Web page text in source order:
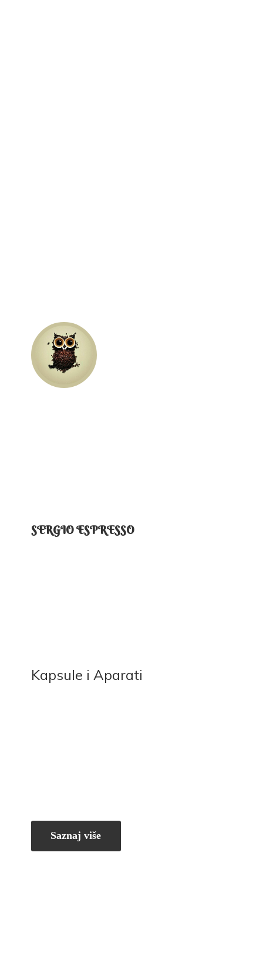
SERGIO ESPRESSO
Kapsule i Aparati
Saznaj više